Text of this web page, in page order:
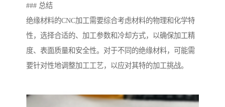
### 总结
绝缘材料的CNC加工需要综合考虑材料的物理和化学特
性，选择合适的、加工参数和冷却方式，以确保加工精
度、表面质量和安全性。对于不同的绝缘材料，可能需
要针对性地调整加工工艺，以应对其特的加工挑战。